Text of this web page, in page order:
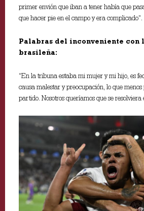
primer envión que iban a tener había que
que hacer pie en el campo y era complicado”.
Palabras del inconveniente con
brasileña:
“En la tribuna estaba mi mujer y mi hijo, es
causa malestar y preocupación, lo que menos
partido. Nosotros queríamos que se resolviera